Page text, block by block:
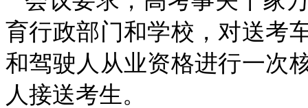
育行政部门和学校，对送考
和驾驶人从业资格进行一次
人接送考生。